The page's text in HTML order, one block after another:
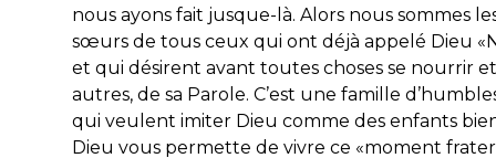
nous ayons fait jusque-là. Alors nous sommes
sœurs de tous ceux qui ont déjà appelé Dieu
et qui désirent avant toutes choses se nourrir
autres, de sa Parole. C’est une famille
qui veulent imiter Dieu comme des enfants
Dieu vous permette de vivre ce «moment